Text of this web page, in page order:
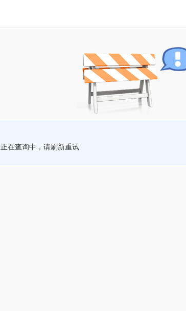
正在查询中，请刷新重试